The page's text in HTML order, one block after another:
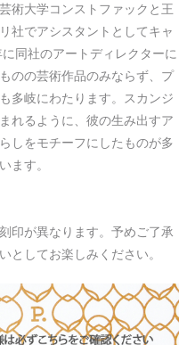
術大学コンストファックと王
社でアシスタントとしてキャ
同社のアートディレクターに
のの芸術作品のみならず、プ
多岐にわたります。スカンジ
れるように、彼の生み出すア
しをモチーフにしたものが多
ます。
印が異なります。予めご了承
としてお楽しみください。